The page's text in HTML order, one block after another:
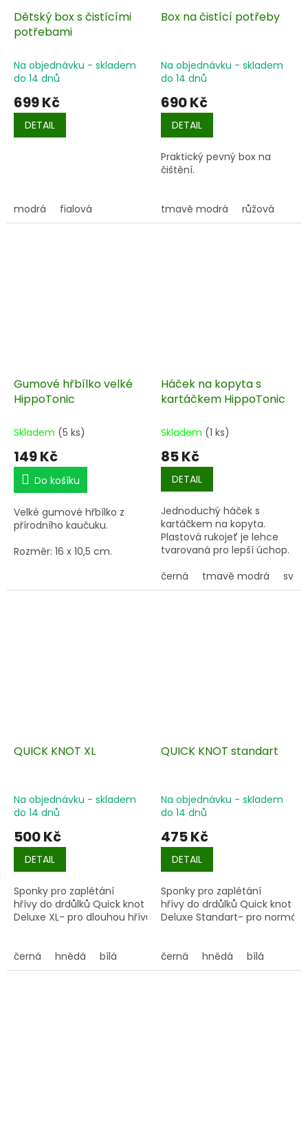
Dětský box s čistícími
potřebami
Na objednávku - skladem
do 14 dnů
699 Kč
DETAIL
modrá fialová
Box na čistící potřeby
Na objednávku - skladem
do 14 dnů
690 Kč
DETAIL
Praktický pevný box na
čištění.
tmavě modrá růžová
Gumové hřbílko velké
HippoTonic
Skladem (5 ks)
149 Kč
Do košíku
Velké gumové hřbílko z
přírodního kaučuku.
Rozměr: 16 x 10,5 cm.
Háček na kopyta s
kartáčkem HippoTonic
Skladem (1 ks)
85 Kč
DETAIL
Jednoduchý háček s
kartáčkem na kopyta.
Plastová rukojeť je lehce
tvarovaná pro lepší úchop.
černá
tmavě modrá
QUICK KNOT XL
Na objednávku - skladem
do 14 dnů
500 Kč
DETAIL
Sponky pro zaplétání
hřívy do drdůlků Quick knot
Deluxe XL- pro dlouhou hřívu
černá hnědá bílá
QUICK KNOT standart
Na objednávku - skladem
do 14 dnů
475 Kč
DETAIL
Sponky pro zaplétání
hřívy do drdůlků Quick knot
Deluxe Standart- pro
černá hnědá bílá